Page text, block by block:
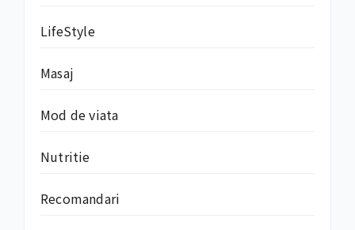
LifeStyle
Masaj
Mod de viata
Nutritie
Recomandari